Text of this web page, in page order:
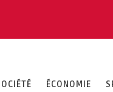
ÉCONOMIE